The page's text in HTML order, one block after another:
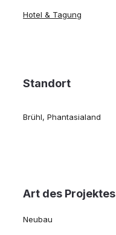
Hotel & Tagung
Standort
Brühl, Phantasialand
Art des Projektes
Neubau